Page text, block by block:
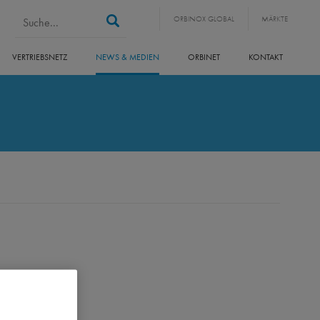
MÄRKTE
ORBINOX GLOBAL
Suchformular
Suche
VERTRIEBSNETZ NEWS & MEDIEN ORBINET KONTAKT